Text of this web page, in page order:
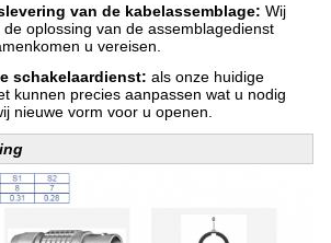
van de kabelassemblage: Wij
oplossing van de assemblagedienst
u vereisen.
schakelaardienst: als onze huidige
kunnen precies aanpassen wat u nodig
nieuwe vorm voor u openen.